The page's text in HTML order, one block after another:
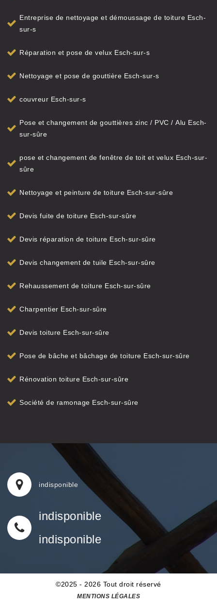
Entreprise de nettoyage et démoussage de toiture Esch-
sur-s
Réparation et pose de velux Esch-sur-s
Nettoyage et pose de gouttière Esch-sur-s
couvreur Esch-sur-s
Pose et changement de gouttières zinc / PVC / Alu Esch-
sur-sûre
pose et changement de fenêtre de toit et velux Esch-sur-
sûre
Nettoyage et peinture de toiture Esch-sur-sûre
Devis fuite de toiture Esch-sur-sûre
Devis réparation de toiture Esch-sur-sûre
Devis changement de tuile Esch-sur-sûre
Rehaussement de toiture Esch-sur-sûre
Charpentier Esch-sur-sûre
Devis toiture Esch-sur-sûre
Pose de bâche et bâchage de toiture Esch-sur-sûre
Rénovation toiture Esch-sur-sûre
Société de ramonage Esch-sur-sûre
indisponible
indisponible
indisponible
©2025 - 2026 Tout droit réservé
MENTIONS LÉGALES